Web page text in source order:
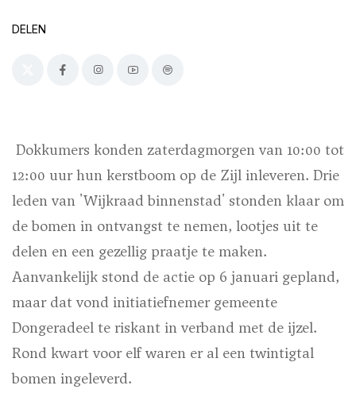
DELEN
Dokkumers konden zaterdagmorgen van 10:00 tot
12:00 uur hun kerstboom op de Zijl inleveren. Drie
leden van 'Wijkraad binnenstad' stonden klaar om
de bomen in ontvangst te nemen, lootjes uit te
delen en een gezellig praatje te maken.
Aanvankelijk stond de actie op 6 januari gepland,
maar dat vond initiatiefnemer gemeente
Dongeradeel te riskant in verband met de ijzel.
Rond kwart voor elf waren er al een twintigtal
bomen ingeleverd.